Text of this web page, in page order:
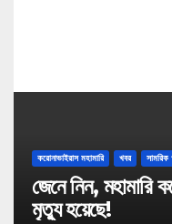
করোনাভাইরাস মহামারি খবর সামরিক
জেনে নিন, মহামারি
মৃত্যু হয়েছে!